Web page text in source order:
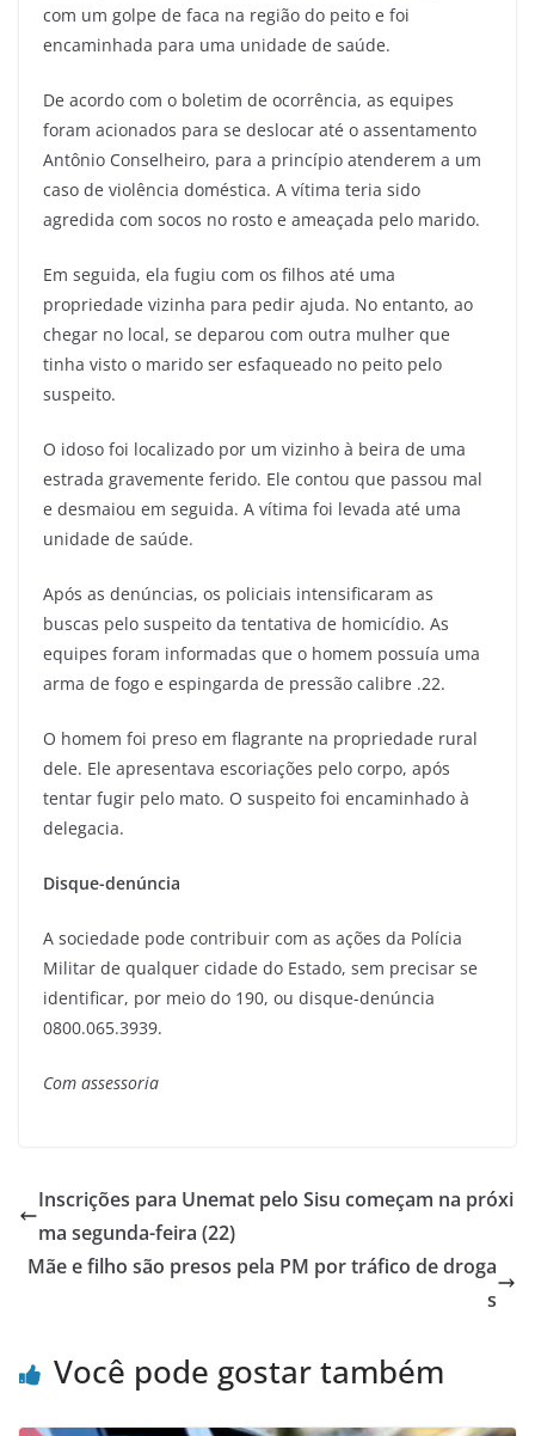
com um golpe de faca na região do peito e foi
encaminhada para uma unidade de saúde.
De acordo com o boletim de ocorrência, as equipes
foram acionados para se deslocar até o assentamento
Antônio Conselheiro, para a princípio atenderem a um
caso de violência doméstica. A vítima teria sido
agredida com socos no rosto e ameaçada pelo marido.
Em seguida, ela fugiu com os filhos até uma
propriedade vizinha para pedir ajuda. No entanto, ao
chegar no local, se deparou com outra mulher que
tinha visto o marido ser esfaqueado no peito pelo
suspeito.
O idoso foi localizado por um vizinho à beira de uma
estrada gravemente ferido. Ele contou que passou mal
e desmaiou em seguida. A vítima foi levada até uma
unidade de saúde.
Após as denúncias, os policiais intensificaram as
buscas pelo suspeito da tentativa de homicídio. As
equipes foram informadas que o homem possuía uma
arma de fogo e espingarda de pressão calibre .22.
O homem foi preso em flagrante na propriedade rural
dele. Ele apresentava escoriações pelo corpo, após
tentar fugir pelo mato. O suspeito foi encaminhado à
delegacia.
Disque-denúncia
A sociedade pode contribuir com as ações da Polícia
Militar de qualquer cidade do Estado, sem precisar se
identificar, por meio do 190, ou disque-denúncia
0800.065.3939.
Com assessoria
Inscrições para Unemat pelo Sisu começam na próxi
ma segunda-feira (22)
Mãe e filho são presos pela PM por tráfico de droga
s
Você pode gostar também